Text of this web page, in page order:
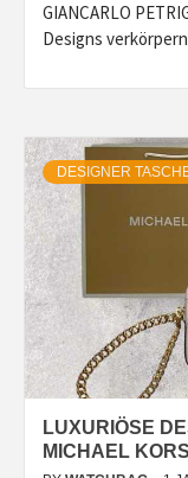
GIANCARLO
Designs
DESIGNER
LUXURIÖSE
MICHAEL